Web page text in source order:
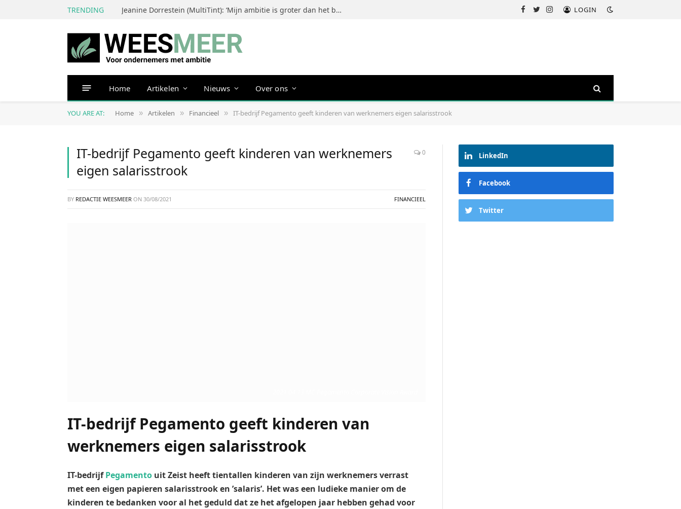
TRENDING Jeanine Dorrestein (MultiTint): ‘Mijn ambitie is groter dan het bouwen van een succesvol merk’ Facebook
TwitterInstagramLOGIN
Home Artikelen Nieuws Over ons
YOU ARE AT: Home » Artikelen » Financieel » IT-bedrijf Pegamento geeft kinderen van werknemers eigen salarisstrook
IT-bedrijf Pegamento geeft kinderen van werknemers
eigen salarisstrook
0
BY REDACTIE WEESMEER ON 30/08/2021 FINANCIEEL
IT-bedrijf Pegamento geeft kinderen van
werknemers eigen salarisstrook
IT-bedrijfPegamento uit Zeist heeft tientallen kinderen van zijn werknemers verrast
met een eigen papieren salarisstrook en ’salaris’. Het was een ludieke manier om de
kinderen te bedanken voor al het geduld dat ze het afgelopen jaar hebben gehad voor
LinkedIn
Facebook
Twitter